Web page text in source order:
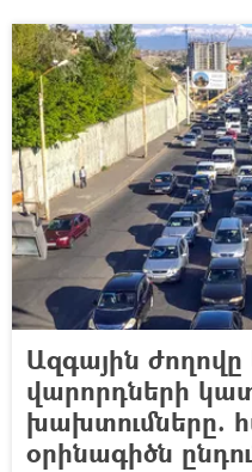
Ազգային ժողովը
վարորդների
օրինագիծն